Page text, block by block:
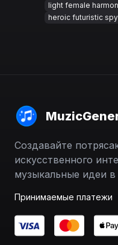
light female
heroic futuristic
Создавайте
искусственного
музыкальные идеи в
Принимаемые платежи